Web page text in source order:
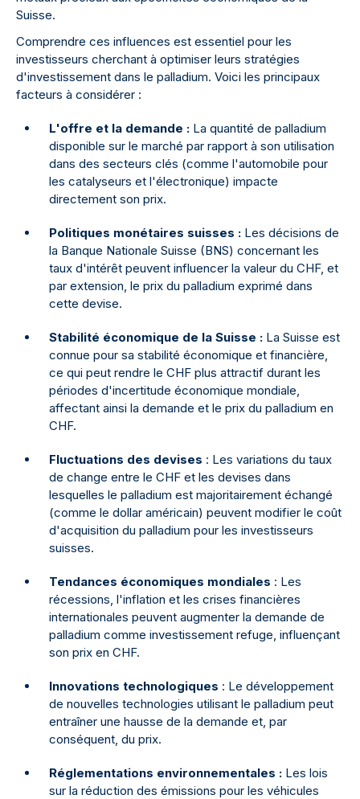
Suisse.
Comprendre ces influences est essentiel pour les
investisseurs cherchant à optimiser leurs stratégies
d'investissement dans le palladium. Voici les principaux
facteurs à considérer :
L'offre et la demande : La quantité de palladium
disponible sur le marché par rapport à son utilisation
dans des secteurs clés (comme l'automobile pour
les catalyseurs et l'électronique) impacte
directement son prix.
Politiques monétaires suisses : Les décisions de
la Banque Nationale Suisse (BNS) concernant les
taux d'intérêt peuvent influencer la valeur du CHF, et
par extension, le prix du palladium exprimé dans
cette devise.
Stabilité économique de la Suisse : La Suisse est
connue pour sa stabilité économique et financière,
ce qui peut rendre le CHF plus attractif durant les
périodes d'incertitude économique mondiale,
affectant ainsi la demande et le prix du palladium en
CHF.
Fluctuations des devises : Les variations du taux
de change entre le CHF et les devises dans
lesquelles le palladium est majoritairement échangé
(comme le dollar américain) peuvent modifier le coût
d'acquisition du palladium pour les investisseurs
suisses.
Tendances économiques mondiales : Les
récessions, l'inflation et les crises financières
internationales peuvent augmenter la demande de
palladium comme investissement refuge, influençant
son prix en CHF.
Innovations technologiques : Le développement
de nouvelles technologies utilisant le palladium peut
entraîner une hausse de la demande et, par
conséquent, du prix.
Réglementations environnementales : Les lois
sur la réduction des émissions pour les véhicules